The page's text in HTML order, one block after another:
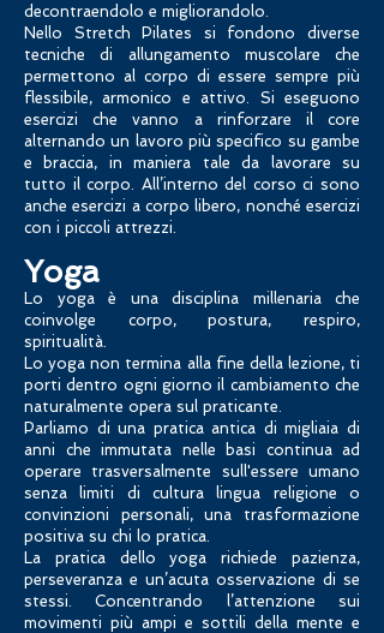
decontraendolo e migliorandolo.
Nello Stretch Pilates si fondono diverse
tecniche di allungamento muscolare che
permettono al corpo di essere sempre più
flessibile, armonico e attivo. Si eseguono
esercizi che vanno a rinforzare il core
alternando un lavoro più specifico su gambe
e braccia, inmaniera tale da lavorare su
tutto il corpo. All’interno del corso ci sono
anche esercizi a corpo libero, nonché esercizi
con i piccoli attrezzi.
Yoga
Lo yoga è una disciplina millenaria che
coinvolge corpo, postura, respiro,
spiritualità.
Lo yoga non termina alla fine della lezione, ti
porti dentro ogni giorno il cambiamento che
naturalmente opera sul praticante.
Parliamo di una pratica antica di migliaia di
anni che immutata nelle basi continua ad
operare trasversalmente sull'essere umano
senza limiti di cultura lingua religione o
convinzioni personali, una trasformazione
positiva su chi lo pratica.
La pratica dello yoga richiede pazienza,
perseveranza e un’acuta osservazione di se
stessi. Concentrando l’attenzione sui
movimenti più ampi e sottili della mente e